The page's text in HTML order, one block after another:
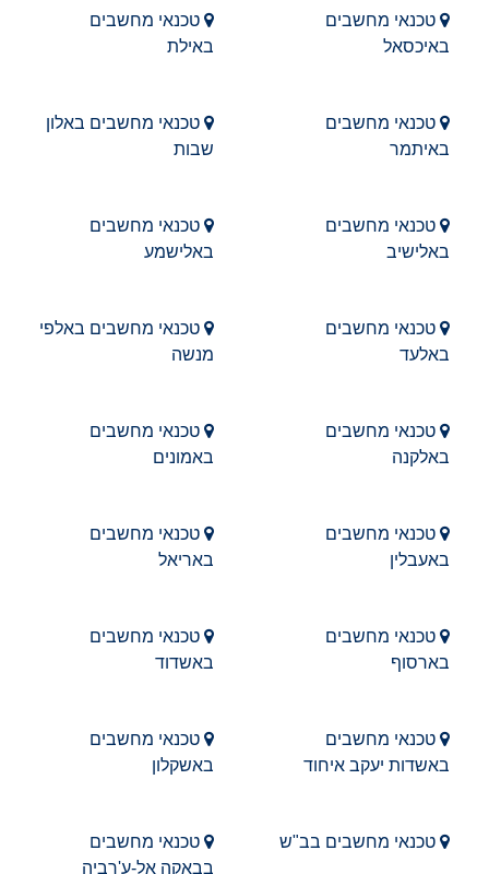
טכנאי מחשבים
באיכסאל
טכנאי מחשבים
באילת
טכנאי מחשבים
באיתמר
טכנאי מחשבים באלון
שבות
טכנאי מחשבים
באלישיב
טכנאי מחשבים
באלישמע
טכנאי מחשבים
באלעד
טכנאי מחשבים באלפי
מנשה
טכנאי מחשבים
באלקנה
טכנאי מחשבים
באמונים
טכנאי מחשבים
באעבלין
טכנאי מחשבים
באריאל
טכנאי מחשבים
בארסוף
טכנאי מחשבים
באשדוד
טכנאי מחשבים
באשדות יעקב איחוד
טכנאי מחשבים
באשקלון
טכנאי מחשבים בב"ש
טכנאי מחשבים
בבאקה אל-ע'רביה